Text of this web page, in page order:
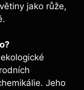
jako růže,
Jeho